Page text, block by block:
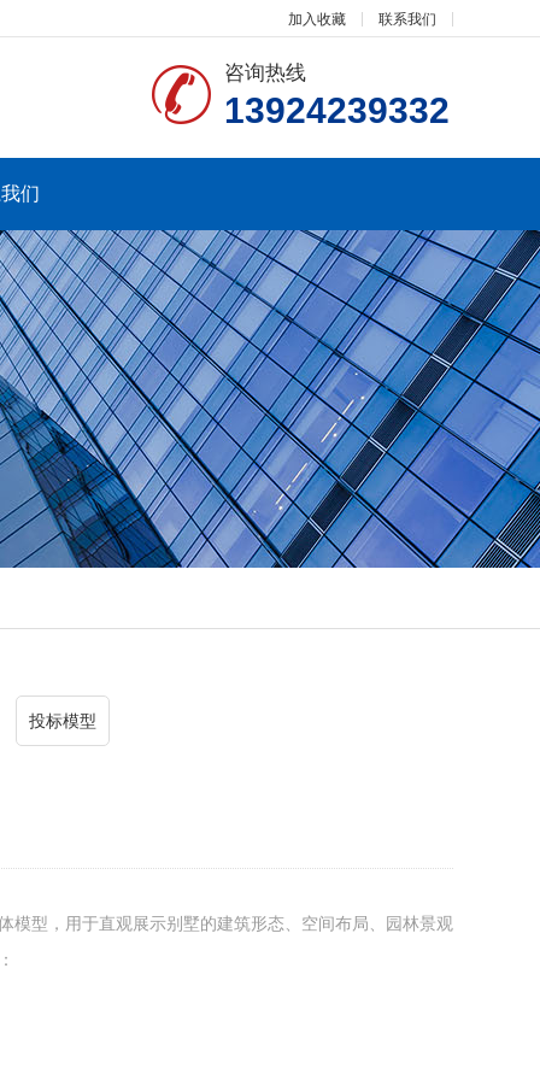
加入收藏 联系我们
咨询热线
13924239332
们
投标模型
模型，用于直观展示别墅的建筑形态、空间布局、园林景观